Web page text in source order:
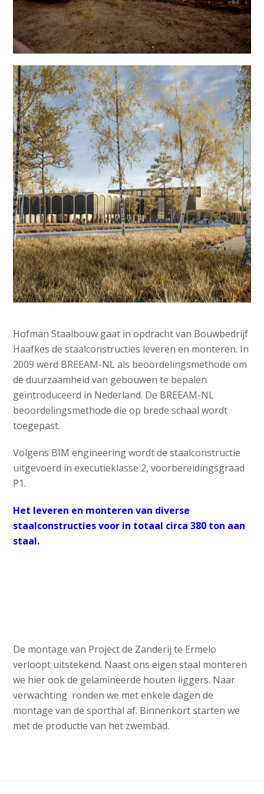
Hofman Staalbouw gaat in opdracht van Bouwbedrijf
Haafkes de staalconstructies leveren en monteren. In
2009 werd BREEAM-NL als beoordelingsmethode om
de duurzaamheid van gebouwen te bepalen
geïntroduceerd in Nederland. De BREEAM-NL
beoordelingsmethode die op brede schaal wordt
toegepast.
Volgens BIM engineering wordt de staalconstructie
uitgevoerd in executieklasse 2, voorbereidingsgraad
P1.
Het leveren en monteren van diverse
staalconstructies voor in totaal circa 380 ton aan
staal.
De montage van Project de Zanderij te Ermelo
verloopt uitstekend. Naast ons eigen staal monteren
we hier ook de gelamineerde houten liggers. Naar
verwachting ronden we met enkele dagen de
montage van de sporthal af. Binnenkort starten we
met de productie van het zwembad.